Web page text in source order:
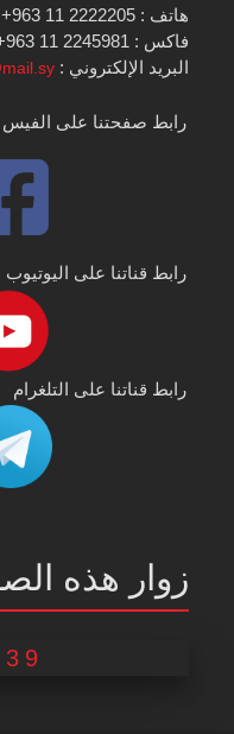
هاتف : 2222205 11 963+
فاكس : 2245981 11 963+
البريد الإلكتروني :
رابط صفحتنا على
رابط قناتنا على اليوتيوب
رابط قناتنا على التلغرام
زوار هذه